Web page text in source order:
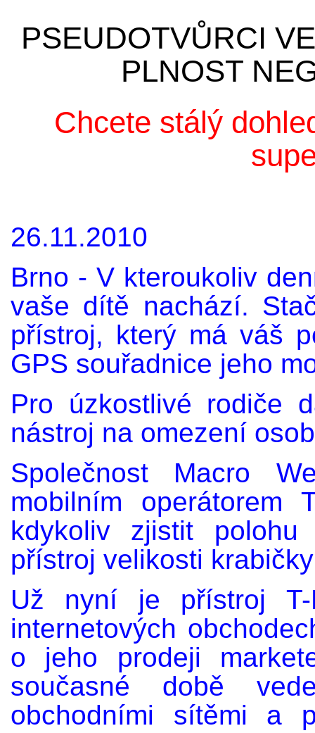
PSEUDOTVŮRCI
PLNOST
Chcete stálý
26.11.2010
Brno - V kteroukoliv
vaše dítě nachází.
přístroj, který má váš
GPS souřadnice jeho
Pro úzkostlivé rodiče
nástroj na omezení
Společnost Macro
mobilním operátorem
kdykoliv zjistit
přístroj velikosti
Už nyní je přístroj
internetových
o jeho prodeji
současné době
obchodními sítěmi a